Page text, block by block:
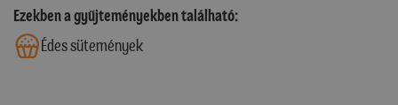
Ezekben a gyűjteményekben található:
Édes sütemények